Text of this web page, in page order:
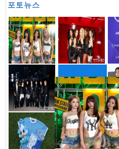
포토뉴스